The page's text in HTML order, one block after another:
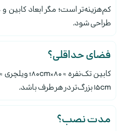
کم‌هزینه‌تر است؛ مگر ابعاد کابین و
طراحی شود.
فضای حداقلی؟
۱۵cm بزرگ‌تر در هر طرف باشد.
مدت نصب؟